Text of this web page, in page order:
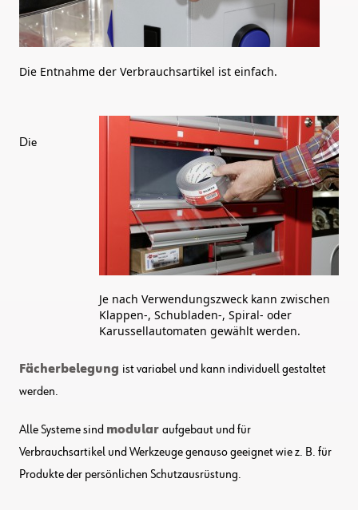
Die Entnahme der Verbrauchsartikel ist einfach.
Je nach Verwendungszweck kann zwischen
Klappen-, Schubladen-, Spiral- oder
Karussellautomaten gewählt werden.
Die
Fächerbelegung ist variabel und kann individuell gestaltet
werden.
Alle Systeme sind modular aufgebaut und für
Verbrauchsartikel und Werkzeuge genauso geeignet wie z. B. für
Produkte der persönlichen Schutzausrüstung.